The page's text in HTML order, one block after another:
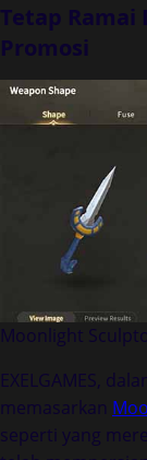
Tetap
Promosi
Moonlight
EXELGAMES,
memasarkan
seperti yang